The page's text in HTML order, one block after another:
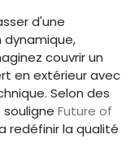
d'une
couvrir un
en extérieur avec
Selon des
Future of
redéfinir la qualité